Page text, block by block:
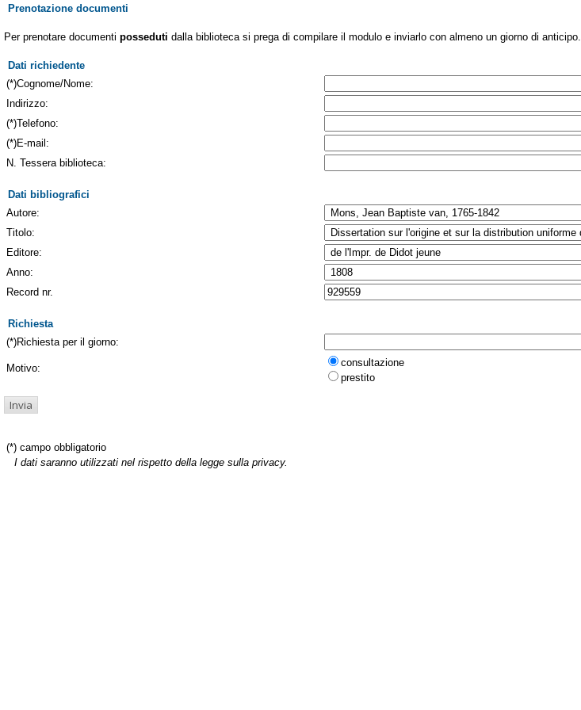
Prenotazione documenti
Per prenotare documenti posseduti dalla biblioteca si prega di compilare il modulo e inviarlo con almeno un giorno di anticipo.
Dati richiedente
(*)Cognome/Nome:
Indirizzo:
(*)Telefono:
(*)E-mail:
N. Tessera biblioteca:
Dati bibliografici
Autore:
Titolo:
Editore:
Anno:
Record nr.
Richiesta
(*)Richiesta per il giorno:
Motivo:
consultazione
prestito
(*) campo obbligatorio
I dati saranno utilizzati nel rispetto della legge sulla privacy.